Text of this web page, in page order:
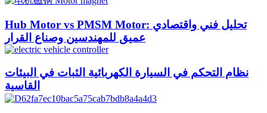
Hub Motor vs PMSM Motor: تحليل فني واقتصادي
عميق للمهندسين وصناع القرار
نظام التحكم في السيارة الكهربائية الثبات في البيئات
القاسية